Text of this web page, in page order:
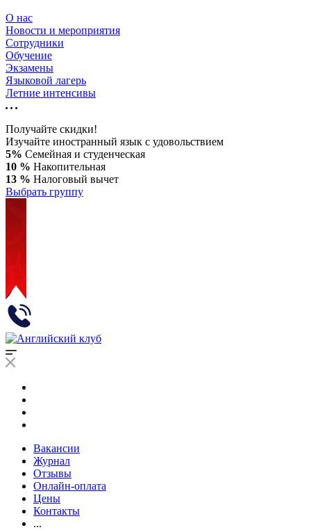
О нас
Новости и мероприятия
Сотрудники
Обучение
Экзамены
Языковой лагерь
Летние интенсивы
Получайте скидки!
Изучайте иностранный язык с удовольствием
5% Семейная и студенческая
10 % Накопительная
13 % Налоговый вычет
Выбрать группу
Вакансии
Журнал
Отзывы
Онлайн-оплата
Цены
Контакты
...